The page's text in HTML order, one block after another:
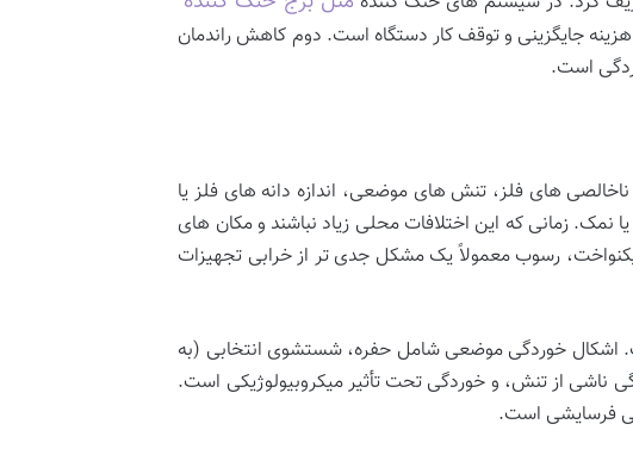
جایگزینی و توقف کار دستگاه است. دوم کاهش راندمان
است.
های فلز، تنش های موضعی، اندازه دانه های فلز یا
زمانی که این اختلافات محلی زیاد نباشند و مکان های
رسوب معمولاً یک مشکل جدی تر از خرابی تجهیزات
خوردگی موضعی شامل حفره، شستشوی انتخابی (به
ناشی از تنش، و خوردگی تحت تأثیر میکروبیولوژیکی است.
فرسایشی است.